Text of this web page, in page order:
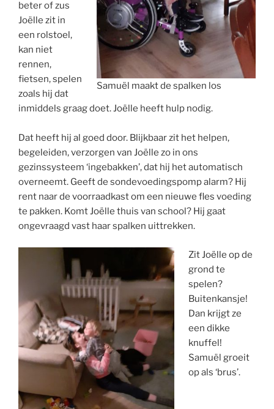
Samuël maakt de spalken los
beter of zus
Joëlle zit in
een rolstoel,
kan niet
rennen,
fietsen, spelen
zoals hij dat
inmiddels graag doet. Joëlle heeft hulp nodig.
Dat heeft hij al goed door. Blijkbaar zit het helpen,
begeleiden, verzorgen van Joëlle zo in ons
gezinssysteem ‘ingebakken’, dat hij het automatisch
overneemt. Geeft de sondevoedingspomp alarm? Hij
rent naar de voorraadkast om een nieuwe fles voeding
te pakken. Komt Joëlle thuis van school? Hij gaat
ongevraagd vast haar spalken uittrekken.
Zit Joëlle op de
grond te
spelen?
Buitenkansje!
Dan krijgt ze
een dikke
knuffel!
Samuël groeit
op als ‘brus’.